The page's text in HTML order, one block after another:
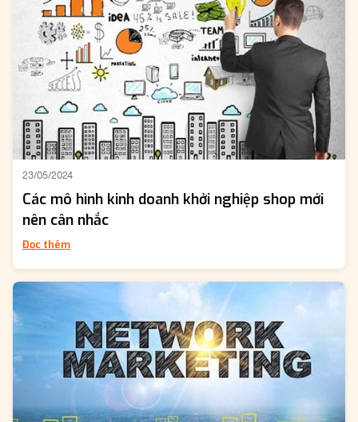
23/05/2024
Các mô hình kinh doanh khởi nghiệp shop mới
nên cân nhắc
Đọc thêm